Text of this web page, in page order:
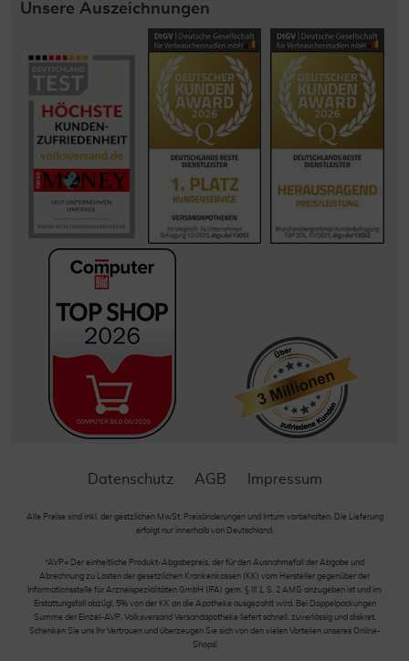
Unsere Auszeichnungen
Datenschutz AGB Impressum
Alle Preise sind inkl. der gestzlichen MwSt. Preisänderungen und Irrtum vorbehalten. Die Lieferung
erfolgt nur innerhalb von Deutschland.
*AVP= Der einheitliche Produkt-Abgabepreis, der für den Ausnahmefall der Abgabe und
Abrechnung zu Lasten der gesetzlichen Krankenkassen (KK) vom Hersteller gegenüber der
Informationsstelle für Arzneispezialitäten GmbH (IFA) gem. § III 1, S. 2 AMG anzugeben ist und im
Erstattungsfall abzügl. 5% von der KK an die Apotheke ausgezahlt wird. Bei Doppelpackungen
Summe der Einzel-AVP. Volksversand Versandapotheke liefert schnell, zuverlässig und diskret.
Schenken Sie uns Ihr Vertrauen und überzeugen Sie sich von den vielen Vorteilen unseres Online-
Shops!